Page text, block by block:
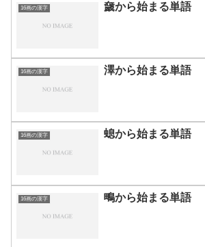
16画の漢字 奯から始まる単語
16画の漢字 澤から始まる単語
16画の漢字 螅から始まる単語
16画の漢字 鴫から始まる単語